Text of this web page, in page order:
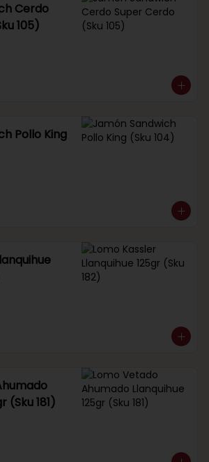
Cerdo
105)
Pollo King
(Sku 181)